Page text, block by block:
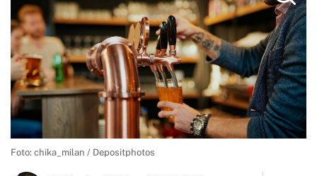
Foto: chika_milan / Depositphotos